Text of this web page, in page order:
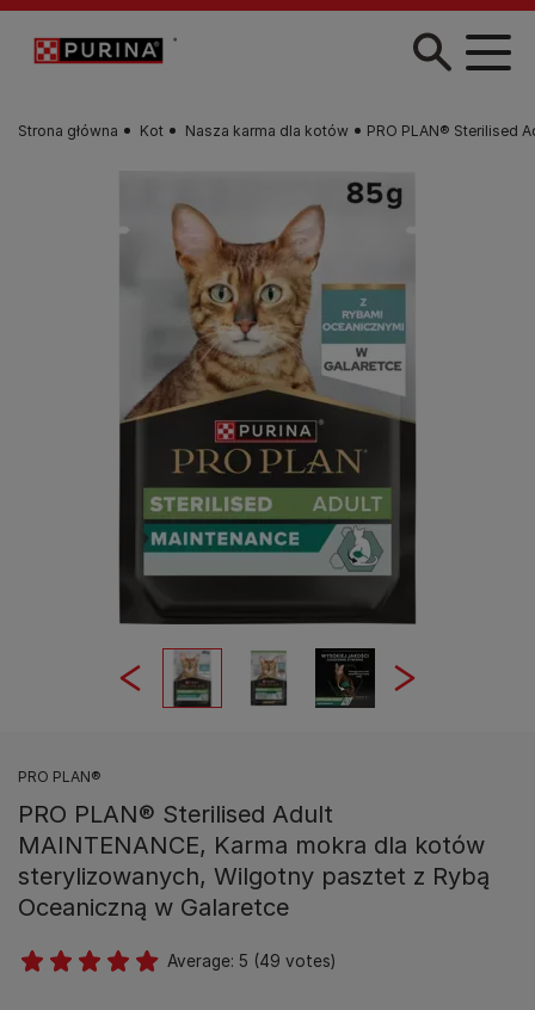
Przejdź do treści
Strona główna Kot Nasza karma dla kotów PRO PLAN® Sterilised
PRO PLAN®
PRO PLAN® Sterilised Adult
MAINTENANCE, Karma mokra dla kotów
sterylizowanych, Wilgotny pasztet z Rybą
Oceaniczną w Galaretce
Average: 5 (49 votes)